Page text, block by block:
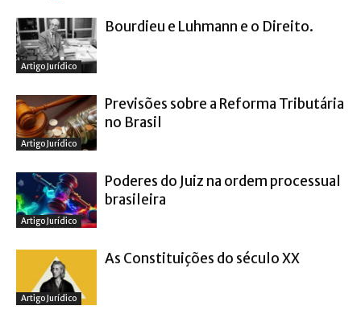
Artigo Jurídico
Bourdieu e Luhmann e o Direito.
Artigo Jurídico
Previsões sobre a Reforma Tributária
no Brasil
Artigo Jurídico
Poderes do Juiz na ordem processual
brasileira
Artigo Jurídico
As Constituições do século XX